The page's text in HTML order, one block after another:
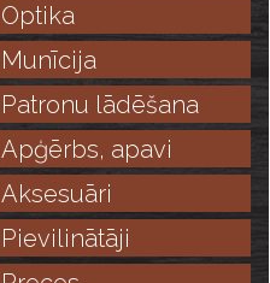
Optika
Munīcija
Patronu lādēšana
Apģērbs, apavi
Aksesuāri
Pievilinātāji